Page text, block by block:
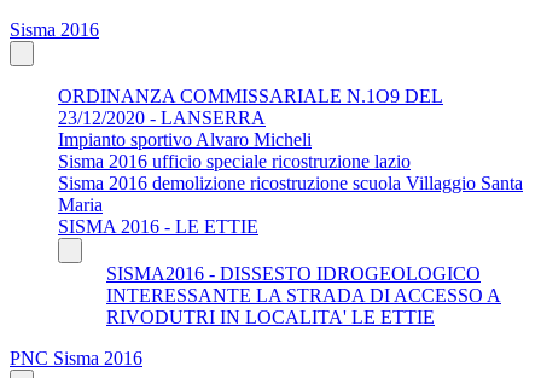
Sisma 2016
ORDINANZA COMMISSARIALE N.1O9 DEL
23/12/2020 - LANSERRA
Impianto sportivo Alvaro Micheli
Sisma 2016 ufficio speciale ricostruzione lazio
Sisma 2016 demolizione ricostruzione scuola Villaggio Santa
Maria
SISMA 2016 - LE ETTIE
SISMA2016 - DISSESTO IDROGEOLOGICO
INTERESSANTE LA STRADA DI ACCESSO A
RIVODUTRI IN LOCALITA' LE ETTIE
PNC Sisma 2016